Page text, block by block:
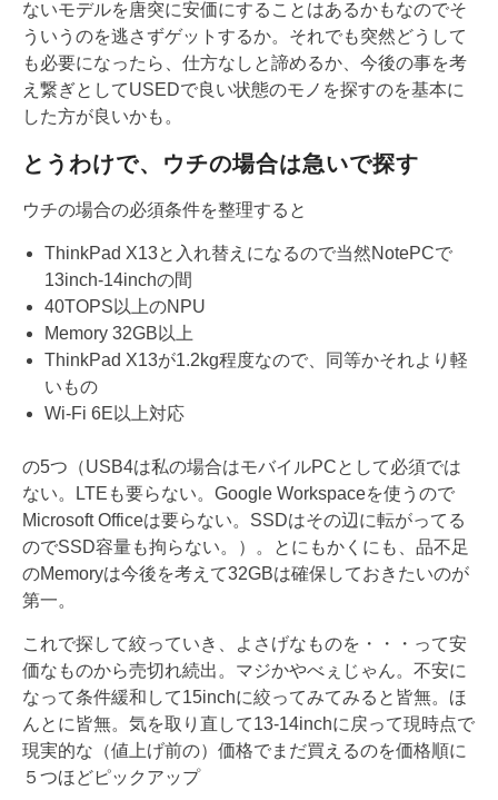
ないモデルを唐突に安価にすることはあるかもなのでそ
ういうのを逃さずゲットするか。それでも突然どうして
も必要になったら、仕方なしと諦めるか、今後の事を考
え繋ぎとしてUSEDで良い状態のモノを探すのを基本に
した方が良いかも。
とうわけで、ウチの場合は急いで探す
ウチの場合の必須条件を整理すると
ThinkPad X13と入れ替えになるので当然NotePCで
13inch-14inchの間
40TOPS以上のNPU
Memory 32GB以上
ThinkPad X13が1.2kg程度なので、同等かそれより軽
いもの
Wi-Fi 6E以上対応
の5つ（USB4は私の場合はモバイルPCとして必須では
ない。LTEも要らない。Google Workspaceを使うので
Microsoft Officeは要らない。SSDはその辺に転がってる
のでSSD容量も拘らない。）。とにもかくにも、品不足
のMemoryは今後を考えて32GBは確保しておきたいのが
第一。
これで探して絞っていき、よさげなものを・・・って安
価なものから売切れ続出。マジかやべぇじゃん。不安に
なって条件緩和して15inchに絞ってみてみると皆無。ほ
んとに皆無。気を取り直して13-14inchに戻って現時点で
現実的な（値上げ前の）価格でまだ買えるのを価格順に
５つほどピックアップ